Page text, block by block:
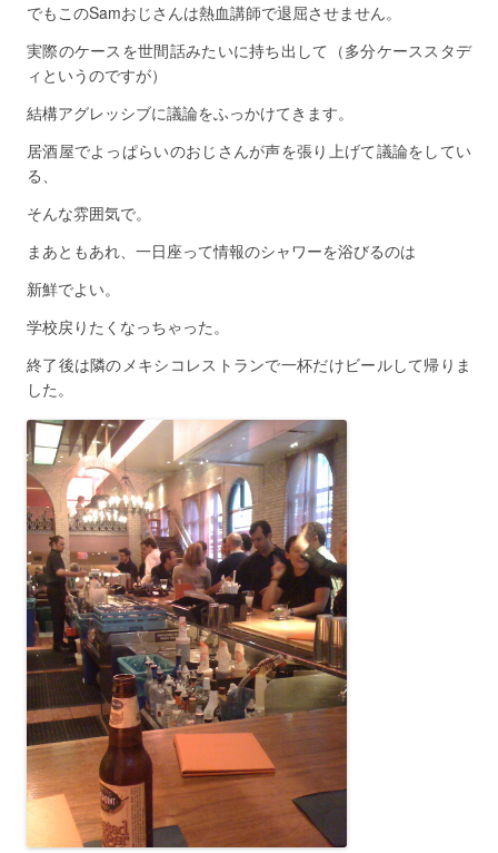
でもこのSamおじさんは熱血講師で退屈させません。
実際のケースを世間話みたいに持ち出して（多分ケーススタデ
ィというのですが）
結構アグレッシブに議論をふっかけてきます。
居酒屋でよっぱらいのおじさんが声を張り上げて議論をしてい
る、
そんな雰囲気で。
まあともあれ、一日座って情報のシャワーを浴びるのは
新鮮でよい。
学校戻りたくなっちゃった。
終了後は隣のメキシコレストランで一杯だけビールして帰りま
した。